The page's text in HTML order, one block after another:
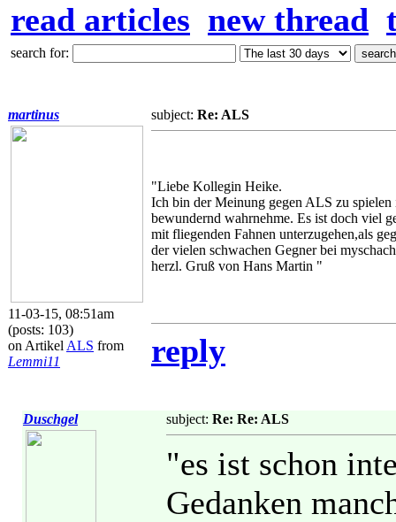
read articles new thread
search for:
martinus
11-03-15, 08:51am
(posts: 103)
on Artikel ALS from
Lemmi11
subject: Re: ALS
"Liebe Kollegin Heike.
Ich bin der Meinung gegen ALS zu
bewundernd wahrnehme. Es ist doch viel
mit fliegenden Fahnen unterzugehen,als
der vielen schwachen Gegner bei
herzl. Gruß von Hans Martin "
reply
Duschgel subject: Re: Re: ALS
"es ist schon
Gedanken